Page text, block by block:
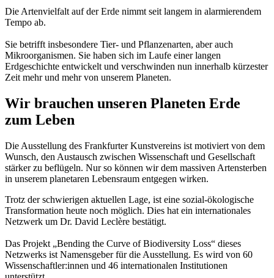
Die Artenvielfalt auf der Erde nimmt seit langem in alarmierendem
Tempo ab.
Sie betrifft insbesondere Tier- und Pflanzenarten, aber auch
Mikroorganismen. Sie haben sich im Laufe einer langen
Erdgeschichte entwickelt und verschwinden nun innerhalb kürzester
Zeit mehr und mehr von unserem Planeten.
Wir brauchen unseren Planeten Erde
zum Leben
Die Ausstellung des Frankfurter Kunstvereins ist motiviert von dem
Wunsch, den Austausch zwischen Wissenschaft und Gesellschaft
stärker zu beflügeln. Nur so können wir dem massiven Artensterben
in unserem planetaren Lebensraum entgegen wirken.
Trotz der schwierigen aktuellen Lage, ist eine sozial-ökologische
Transformation heute noch möglich. Dies hat ein internationales
Netzwerk um Dr. David Leclère bestätigt.
Das Projekt „Bending the Curve of Biodiversity Loss“ dieses
Netzwerks ist Namensgeber für die Ausstellung. Es wird von 60
Wissenschaftler:innen und 46 internationalen Institutionen